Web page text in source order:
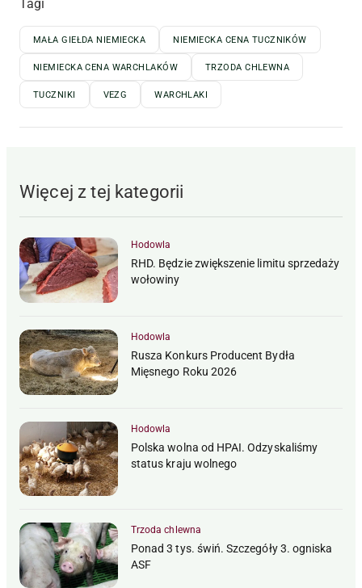
Tagi
MAŁA GIEŁDA NIEMIECKA NIEMIECKA CENA TUCZNIKÓW
NIEMIECKA CENA WARCHLAKÓW TRZODA CHLEWNA
TUCZNIKI VEZG WARCHLAKI
Więcej z tej kategorii
Hodowla
RHD. Będzie zwiększenie limitu sprzedaży
wołowiny
Hodowla
Rusza Konkurs Producent Bydła
Mięsnego Roku 2026
Hodowla
Polska wolna od HPAI. Odzyskaliśmy
status kraju wolnego
Trzoda chlewna
Ponad 3 tys. świń. Szczegóły 3. ogniska
ASF